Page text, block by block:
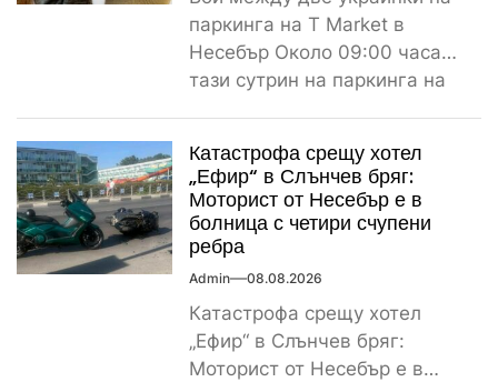
паркинга на T Market в
Несебър Около 09:00 часа
тази сутрин на паркинга на
Катастрофа срещу хотел
„Ефир“ в Слънчев бряг:
Моторист от Несебър е в
болница с четири счупени
ребра
Admin 08.08.2026
Катастрофа срещу хотел
„Ефир“ в Слънчев бряг:
Моторист от Несебър е в